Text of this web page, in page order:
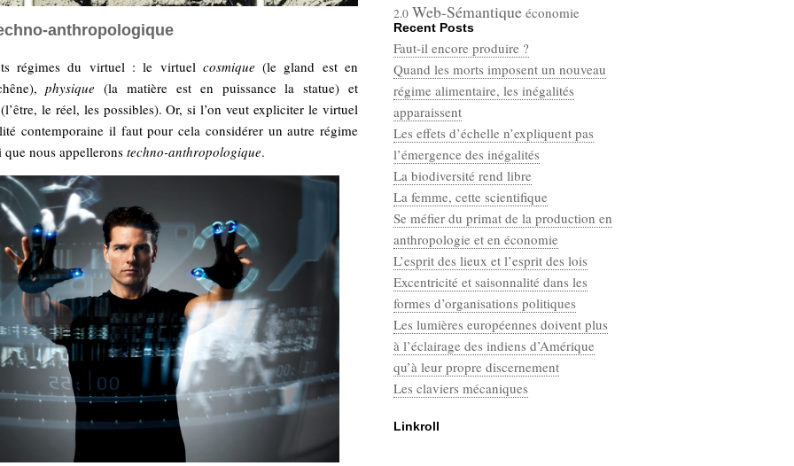
anthropologique
régimes du virtuel : le virtuel cosmique (le gland est en
physique (la matière est en puissance la statue) et
(l’être, le réel, les possibles). Or, si l’on veut expliciter le virtuel
contemporaine il faut pour cela considérer un autre régime
nous appellerons techno-anthropologique.
Recent Posts
Faut-il encore produire ?
Quand les morts imposent un nouveau
régime alimentaire, les inégalités
apparaissent
Les effets d’échelle n’expliquent pas
l’émergence des inégalités
La biodiversité rend libre
La femme, cette scientifique
Se méfier du primat de la production en
anthropologie et en économie
L’esprit des lieux et l’esprit des lois
Excentricité et saisonnalité dans les
formes d’organisations politiques
Les lumières européennes doivent plus
à l’éclairage des indiens d’Amérique
qu’à leur propre discernement
Les claviers mécaniques
Linkroll
2.0 Web-Sémantique économie
écriture
Categories
Défaut